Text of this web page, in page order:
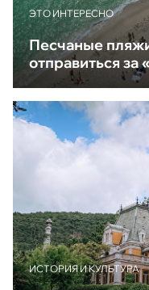
ЭТО ИНТЕРЕСНО
Песчаные
отправиться
ИСТОРИЯ И КУЛЬТУРА